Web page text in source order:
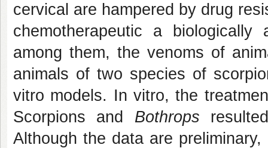
cervical are hampered by drug
chemotherapeutic a
among them, the venoms of
animals of two species of
vitro models. In vitro, the
Scorpions and Bothrops
Although the data are